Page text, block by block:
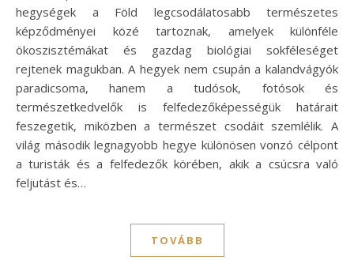
hegységek a Föld legcsodálatosabb természetes
képződményei közé tartoznak, amelyek különféle
ökoszisztémákat és gazdag biológiai sokféleséget
rejtenek magukban. A hegyek nem csupán a kalandvágyók
paradicsoma, hanem a tudósok, fotósok és
természetkedvelők is felfedezőképességük határait
feszegetik, miközben a természet csodáit szemlélik. A
világ második legnagyobb hegye különösen vonzó célpont
a turisták és a felfedezők körében, akik a csúcsra való
feljutást és…
TOVÁBB